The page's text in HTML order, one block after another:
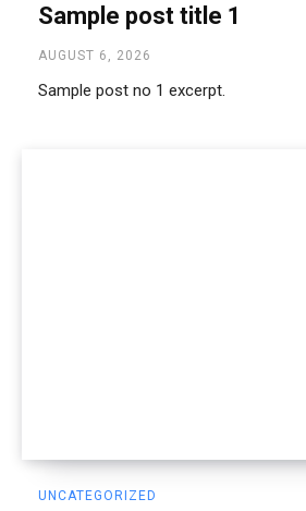
Sample post title 1
AUGUST 6, 2026
Sample post no 1 excerpt.
UNCATEGORIZED